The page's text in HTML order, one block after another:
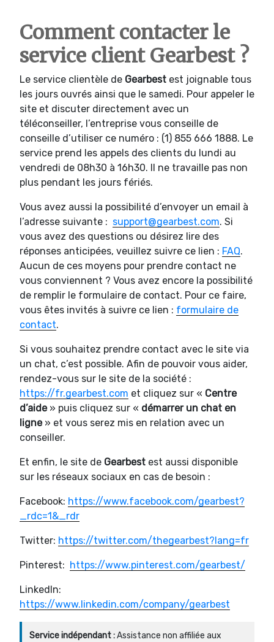
Comment contacter le
service client Gearbest ?
Le service clientèle de Gearbest est joignable tous
les jours ouvrés ainsi que le samedi. Pour appeler le
site et discuter directement avec un
téléconseiller, l’entreprise vous conseille de
conseille d’utiliser ce numéro : (1) 855 666 1888. Le
service prend les appels des clients du lundi au
vendredi de 08h30 à 16h30. Il ne travaille pas non
plus pendant les jours fériés.
Vous avez aussi la possibilité d’envoyer un email à
l’adresse suivante : support@gearbest.com. Si
vous avez des questions ou désirez lire des
réponses anticipées, veuillez suivre ce lien : FAQ.
Aucun de ces moyens pour prendre contact ne
vous conviennent ? Vous avez encore la possibilité
de remplir le formulaire de contact. Pour ce faire,
vous êtes invités à suivre ce lien : formulaire de
contact.
Si vous souhaitez prendre contact avec le site via
un chat, c’est possible. Afin de pouvoir vous aider,
rendez-vous sur le site de la société :
https://fr.gearbest.com et cliquez sur « Centre
d’aide» puis cliquez sur « démarrer un chat en
ligne» et vous serez mis en relation avec un
conseiller.
Et enfin, le site de Gearbest est aussi disponible
sur les réseaux sociaux en cas de besoin :
Facebook: https://www.facebook.com/gearbest?
_rdc=1&_rdr
Twitter: https://twitter.com/thegearbest?lang=fr
Pinterest: https://www.pinterest.com/gearbest/
LinkedIn:
https://www.linkedin.com/company/gearbest
Service indépendant :Assistance non affiliée aux